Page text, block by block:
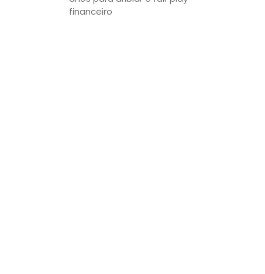
financeiro